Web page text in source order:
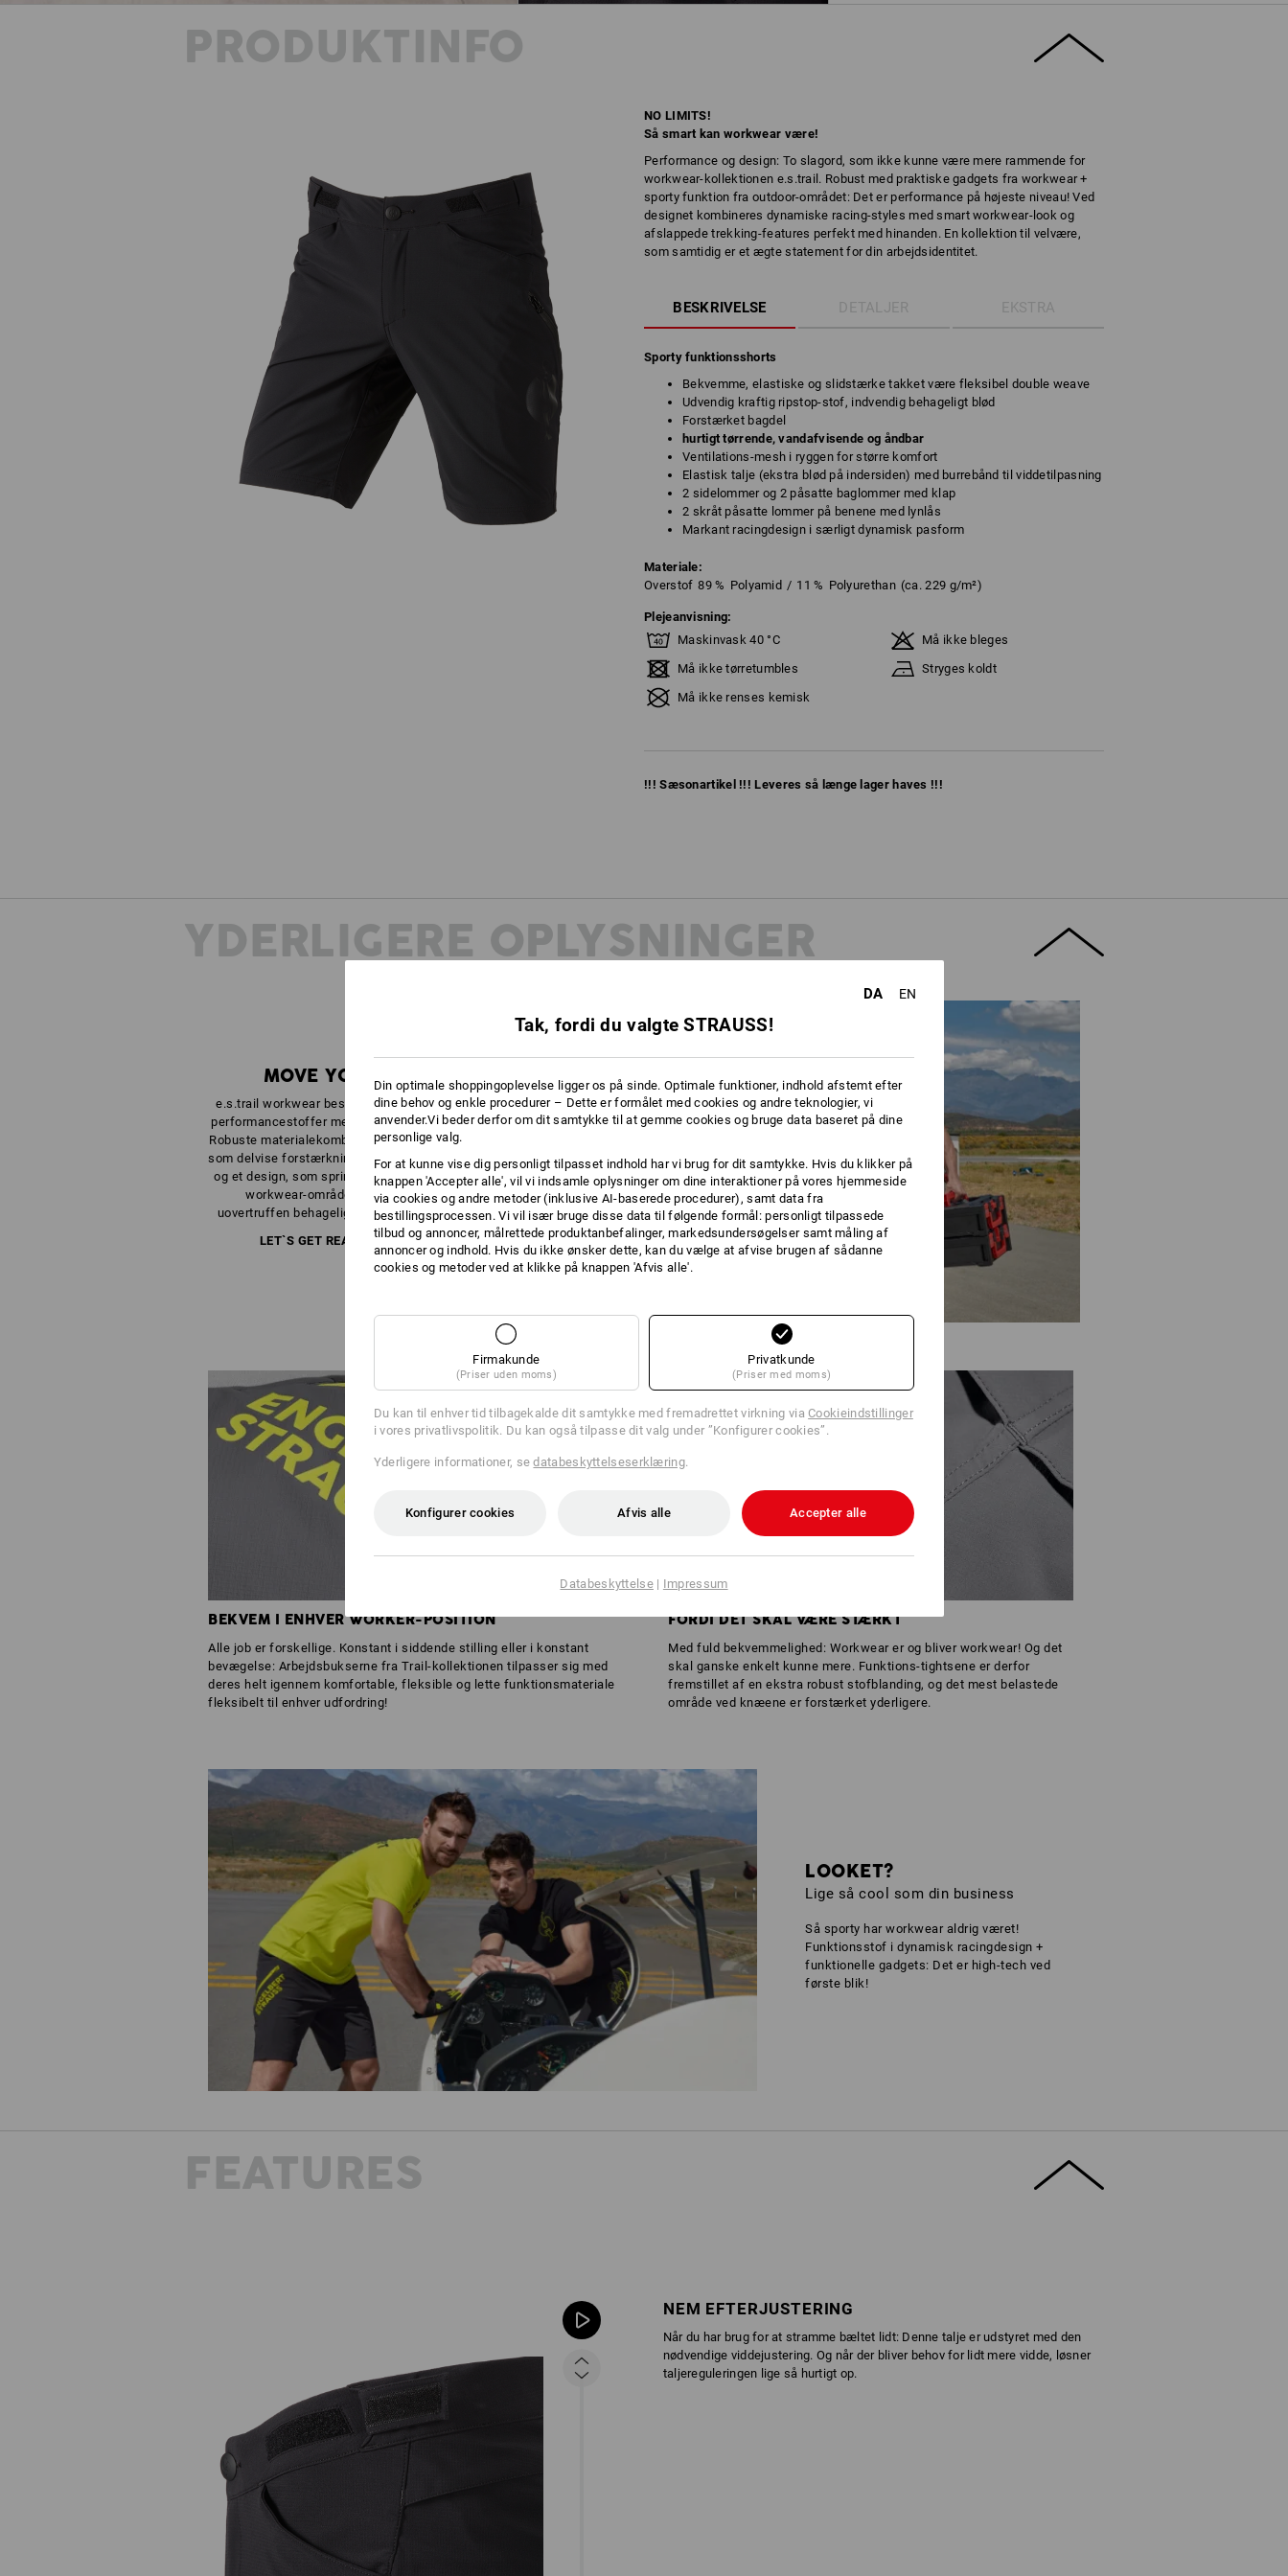
PRODUKTINFO
NO LIMITS!
Så smart kan workwear være!
Performance og design: To slagord, som ikke kunne være mere rammende for
workwear-kollektionen e.s.trail. Robust med praktiske gadgets fra workwear +
sporty funktion fra outdoor-området: Det er performance på højeste niveau! Ved
designet kombineres dynamiske racing-styles med smart workwear-look og
afslappede trekking-features perfekt med hinanden. En kollektion til velvære,
som samtidig er et ægte statement for din arbejdsidentitet.
BESKRIVELSE DETALJER EKSTRA
Sporty funktionsshorts
Bekvemme, elastiske og slidstærke takket være fleksibel double weave
Udvendig kraftig ripstop-stof, indvendig behageligt blød
Forstærket bagdel
hurtigt tørrende, vandafvisende og åndbar
Ventilations-mesh i ryggen for større komfort
Elastisk talje (ekstra blød på indersiden) med burrebånd til viddetilpasning
2 sidelommer og 2 påsatte baglommer med klap
2 skråt påsatte lommer på benene med lynlås
Markant racingdesign i særligt dynamisk pasform
Materiale:
Overstof 89 % Polyamid / 11 % Polyurethan (ca. 229 g/m²)
Plejeanvisning:
Maskinvask 40 °C
Må ikke bleges
Må ikke tørretumbles
Stryges koldt
Må ikke renses kemisk
!!! Sæsonartikel !!! Leveres så længe lager haves !!!
YDERLIGERE OPLYSNINGER
MOVE YOUR JOB!
e.s.trail workwear bestaår af højfunktionelle
performancestoffer med stærkt workerudstyr.
Robuste materialekombinationer, komplet eller
som delvise forstærkninger, fuld bevægelighed
og et design, som springer grænser inden for
workwear-området. Utroligt stærk,
uovertruffen behagelig og bare utroligt cool!
LET`S GET READY TO TRAIL!
BEKVEM I ENHVER WORKER-POSITION
Alle job er forskellige. Konstant i siddende stilling eller i konstant
bevægelse: Arbejdsbukserne fra Trail-kollektionen tilpasser sig med
deres helt igennem komfortable, fleksible og lette funktionsmateriale
fleksibelt til enhver udfordring!
FORDI DET SKAL VÆRE STÆRKT
Med fuld bekvemmelighed: Workwear er og bliver workwear! Og det
skal ganske enkelt kunne mere. Funktions-tightsene er derfor
fremstillet af en ekstra robust stofblanding, og det mest belastede
område ved knæene er forstærket yderligere.
LOOKET?
Lige så cool som din business
Så sporty har workwear aldrig været!
Funktionsstof i dynamisk racingdesign +
funktionelle gadgets: Det er high-tech ved
første blik!
FEATURES
NEM EFTERJUSTERING
Når du har brug for at stramme bæltet lidt: Denne talje er udstyret med den
nødvendige viddejustering. Og når der bliver behov for lidt mere vidde, løsner
taljereguleringen lige så hurtigt op.
DA EN
Tak, fordi du valgte STRAUSS!
Din optimale shoppingoplevelse ligger os på sinde. Optimale funktioner, indhold afstemt efter
dine behov og enkle procedurer – Dette er formålet med cookies og andre teknologier, vi
anvender.Vi beder derfor om dit samtykke til at gemme cookies og bruge data baseret på dine
personlige valg.
For at kunne vise dig personligt tilpasset indhold har vi brug for dit samtykke. Hvis du klikker på
knappen 'Accepter alle', vil vi indsamle oplysninger om dine interaktioner på vores hjemmeside
via cookies og andre metoder (inklusive AI-baserede procedurer), samt data fra
bestillingsprocessen. Vi vil især bruge disse data til følgende formål: personligt tilpassede
tilbud og annoncer, målrettede produktanbefalinger, markedsundersøgelser samt måling af
annoncer og indhold. Hvis du ikke ønsker dette, kan du vælge at afvise brugen af sådanne
cookies og metoder ved at klikke på knappen 'Afvis alle'.
Firmakunde
(Priser uden moms)
Privatkunde
(Priser med moms)
Du kan til enhver tid tilbagekalde dit samtykke med fremadrettet virkning viaCookieindstillinger
i vores privatlivspolitik. Du kan også tilpasse dit valg under ”Konfigurer cookies”.
Yderligere informationer, sedatabeskyttelseserklæring.
Konfigurer cookies Afvis alle Accepter alle
Databeskyttelse| Impressum